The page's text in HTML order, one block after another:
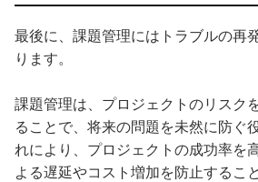
最後に、課題管理にはトラブルの再
ります。
課題管理は、プロジェクトのリスク
ることで、将来の問題を未然に防ぐ
れにより、プロジェクトの成功率を
よる遅延やコスト増加を防止するこ